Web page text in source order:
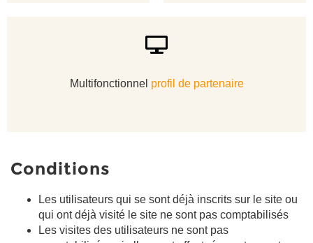
Multifonctionnel profil de partenaire
Conditions
Les utilisateurs qui se sont déjà inscrits sur le site ou
qui ont déjà visité le site ne sont pas comptabilisés
Les visites des utilisateurs ne sont pas